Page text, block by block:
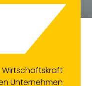
Unternehmen